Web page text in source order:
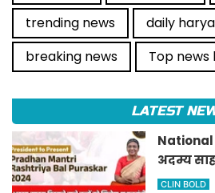
trending news
daily
breaking news
Top news
LATEST
National
अदम्य
मिलेगा
CLIN BOLD